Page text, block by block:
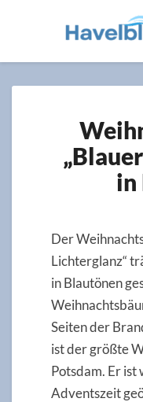
in
Der
Lichterglanz“
in Blautönen
Seiten der
ist der größte
Potsdam. Er
Adventszeit